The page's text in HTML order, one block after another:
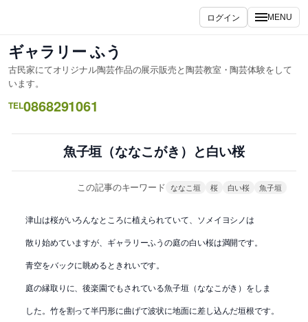
ス
キ
ッ
プ
ログイン MENU
ギャラリー ふう
古民家にてオリジナル陶芸作品の展示販売と陶芸教室・陶芸体験をして
います。
TEL0868291061
魚子垣（ななこがき）と白い桜
この記事のキーワード ななこ垣 桜 白い桜 魚子垣
津山は桜がいろんなところに植えられていて、ソメイヨシノは
散り始めていますが、ギャラリーふうの庭の白い桜は満開です。
青空をバックに眺めるときれいです。
庭の縁取りに、後楽園でもされている魚子垣（ななこがき）をしま
した。竹を割って半円形に曲げて波状に地面に差し込んだ垣根です。